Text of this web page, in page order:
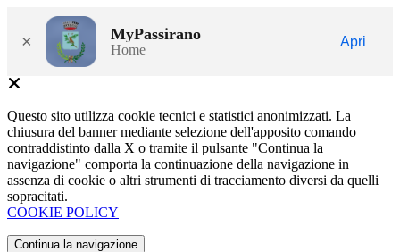
× MyPassirano
Home
Apri
Questo sito utilizza cookie tecnici e statistici anonimizzati. La
chiusura del banner mediante selezione dell'apposito comando
contraddistinto dalla X o tramite il pulsante "Continua la
navigazione" comporta la continuazione della navigazione in
assenza di cookie o altri strumenti di tracciamento diversi da quelli
sopracitati.
COOKIE POLICY
Continua la navigazione